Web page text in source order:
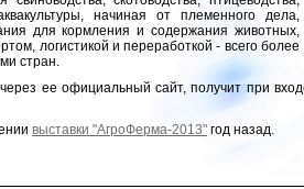
начиная от племенного дела,
для кормления и содержания животных,
логистикой и переработкой - всего более
стран.
через ее официальный сайт, получит при
выставки "АгроФерма-2013" год назад.